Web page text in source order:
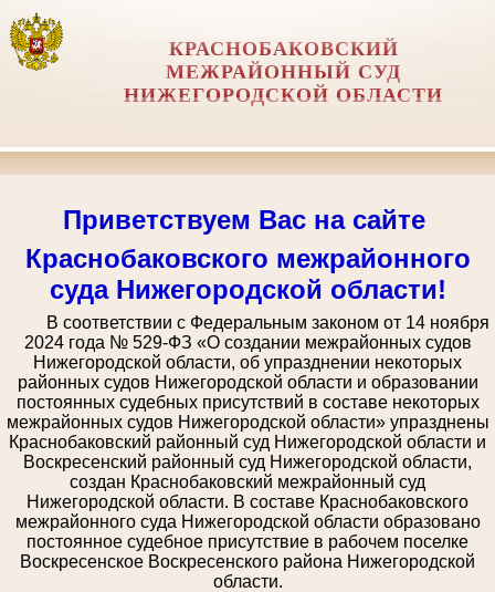
КРАСНОБАКОВСКИЙ
МЕЖРАЙОННЫЙ СУД
НИЖЕГОРОДСКОЙ ОБЛАСТИ
Приветствуем Вас на сайте
Краснобаковского межрайонного
суда Нижегородской области!
В соответствии с Федеральным законом от 14 ноября
2024 года № 529-ФЗ «О создании межрайонных судов
Нижегородской области, об упразднении некоторых
районных судов Нижегородской области и образовании
постоянных судебных присутствий в составе некоторых
межрайонных судов Нижегородской области» упразднены
Краснобаковский районный суд Нижегородской области и
Воскресенский районный суд Нижегородской области,
создан Краснобаковский межрайонный суд
Нижегородской области. В составе Краснобаковского
межрайонного суда Нижегородской области образовано
постоянное судебное присутствие в рабочем поселке
Воскресенское Воскресенского района Нижегородской
области.